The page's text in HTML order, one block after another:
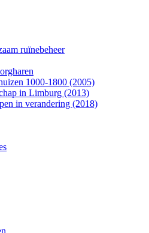
ruïnebeheer
1000-1800 (2005)
in Limburg (2013)
in verandering (2018)